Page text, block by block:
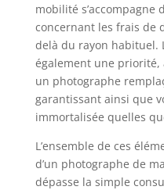
mobilité s’accompagne
concernant les frais de
delà du rayon habituel.
également une
un photographe
garantissant ainsi que
immortalisée quelles
L’ensemble de ces
d’un photographe de
dépasse la simple